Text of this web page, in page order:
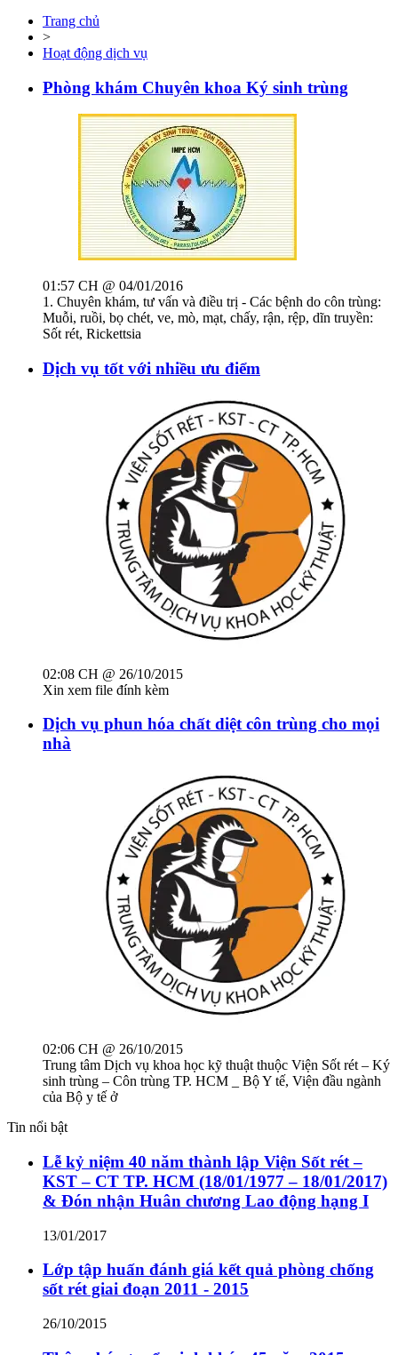
Trang chủ
>
Hoạt động dịch vụ
Phòng khám Chuyên khoa Ký sinh trùng
01:57 CH @ 04/01/2016
1. Chuyên khám, tư vấn và điều trị - Các bệnh do côn trùng:
Muỗi, ruồi, bọ chét, ve, mò, mạt, chấy, rận, rệp, dĩn truyền:
Sốt rét, Rickettsia
Dịch vụ tốt với nhiều ưu điểm
02:08 CH @ 26/10/2015
Xin xem file đính kèm
Dịch vụ phun hóa chất diệt côn trùng cho mọi
nhà
02:06 CH @ 26/10/2015
Trung tâm Dịch vụ khoa học kỹ thuật thuộc Viện Sốt rét – Ký
sinh trùng – Côn trùng TP. HCM _ Bộ Y tế, Viện đầu ngành
của Bộ y tế ở
Tin nổi bật
Lễ kỷ niệm 40 năm thành lập Viện Sốt rét –
KST – CT TP. HCM (18/01/1977 – 18/01/2017)
& Đón nhận Huân chương Lao động hạng I
13/01/2017
Lớp tập huấn đánh giá kết quả phòng chống
sốt rét giai đoạn 2011 - 2015
26/10/2015